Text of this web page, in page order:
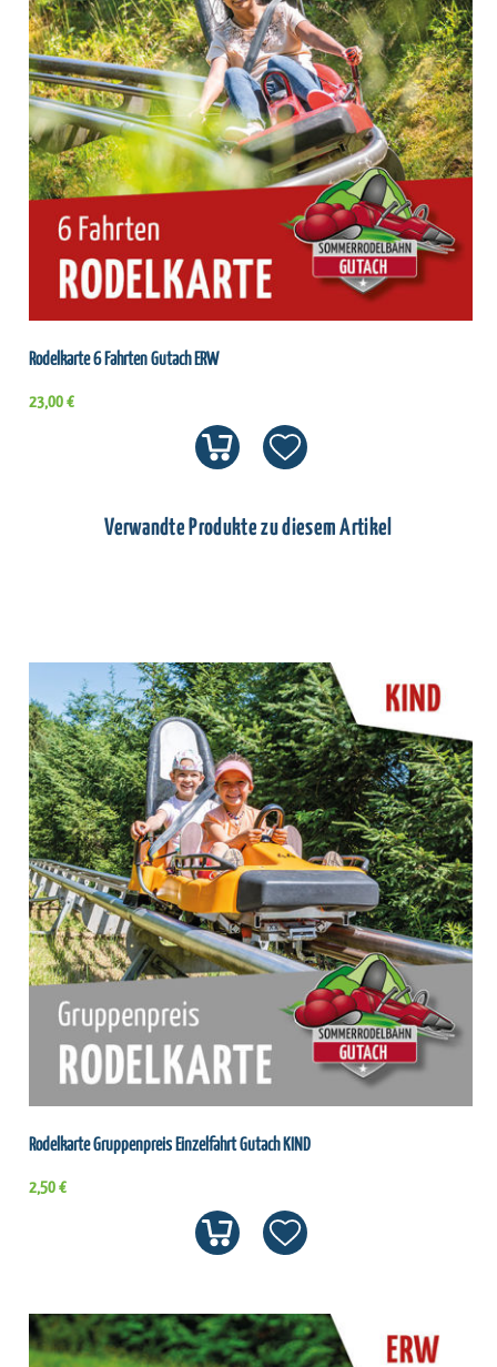
Rodelkarte 6 Fahrten Gutach ERW
23,00 €
Verwandte Produkte zu diesem Artikel
Rodelkarte Gruppenpreis Einzelfahrt Gutach KIND
2,50 €